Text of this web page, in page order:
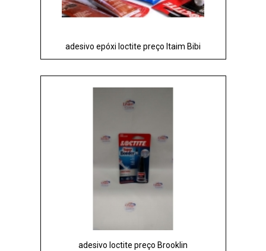
adesivo epóxi loctite preço Itaim Bibi
adesivo loctite preço Brooklin